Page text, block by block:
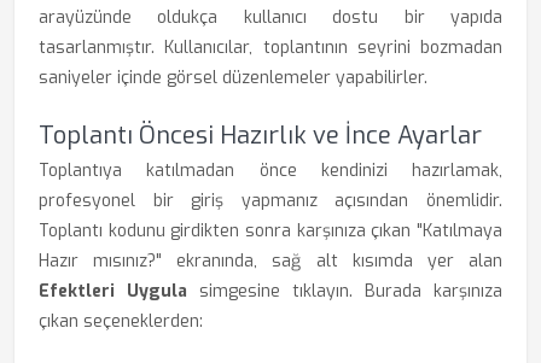
arayüzünde oldukça kullanıcı dostu bir yapıda
tasarlanmıştır. Kullanıcılar, toplantının seyrini bozmadan
saniyeler içinde görsel düzenlemeler yapabilirler.
Toplantı Öncesi Hazırlık ve İnce Ayarlar
Toplantıya katılmadan önce kendinizi hazırlamak,
profesyonel bir giriş yapmanız açısından önemlidir.
Toplantı kodunu girdikten sonra karşınıza çıkan "Katılmaya
Hazır mısınız?" ekranında, sağ alt kısımda yer alan
Efektleri Uygula simgesine tıklayın. Burada karşınıza
çıkan seçeneklerden: